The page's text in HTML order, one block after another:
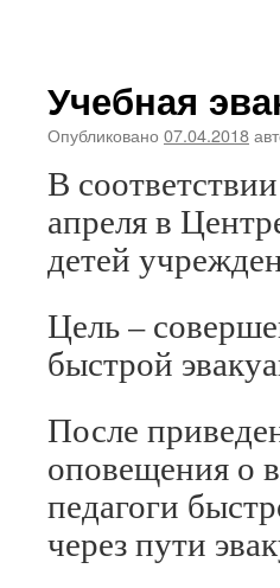
Учебная
Опубликовано 07.04.2018
В
апреля в
детей
Цель –
быстрой
После
оповещения о
педагоги
через пути